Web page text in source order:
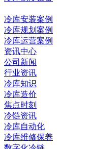
冷库安装案例
冷库规划案例
冷库运营案例
资讯中心
公司新闻
行业资讯
冷库知识
冷库造价
焦点时刻
冷链资讯
冷库自动化
冷库维修保养